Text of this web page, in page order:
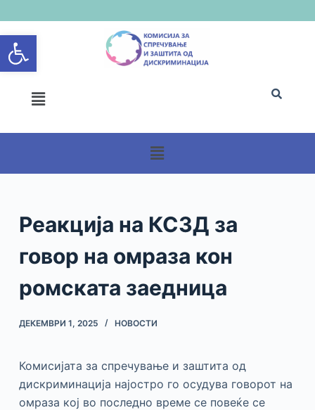
Open toolbark
i
p
nРеакција на КСЗД за
говор на омраза кон
ромската заедница
ДЕКЕМВРИ 1, 2025 НОВОСТИ
Комисијата за спречување и заштита од
дискриминација најостро го осудува говорот на
омраза кој во последно време се повеќе се